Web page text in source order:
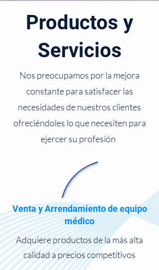
Productos y
Servicios
Nos preocupamos por la mejora
constante para satisfacer las
necesidades de nuestros clientes
ofreciéndoles lo que necesiten para
ejercer su profesión
Venta y Arrendamiento de equipo
médico
Adquiere productos de la más alta
calidad a precios competitivos